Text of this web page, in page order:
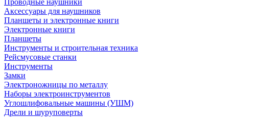
Проводные наушники
Аксессуары для наушников
Планшеты и электронные книги
Электронные книги
Планшеты
Инструменты и строительная техника
Рейсмусовые станки
Инструменты
Замки
Электроножницы по металлу
Наборы электроинструментов
Углошлифовальные машины (УШМ)
Дрели и шуруповерты